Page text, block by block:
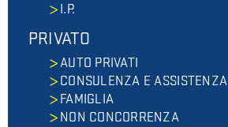
I.P.
PRIVATO
AUTO PRIVATI
CONSULENZA E ASSISTENZA
FAMIGLIA
NON CONCORRENZA